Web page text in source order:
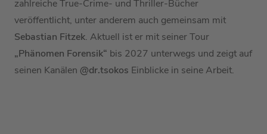
zahlreiche True-Crime- und Thriller-Bücher
veröffentlicht, unter anderem auch gemeinsam mit
Sebastian Fitzek. Aktuell ist er mit seiner Tour
„Phänomen Forensik“ bis 2027 unterwegs und zeigt auf
seinen Kanälen @dr.tsokos Einblicke in seine Arbeit.